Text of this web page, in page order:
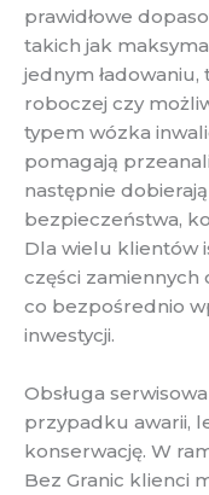
prawidłowe
takich jak
jednym
roboczej czy
typem wózka
pomagają
następnie
bezpieczeństwa,
Dla wielu klientów
części zamiennych
co bezpośrednio
inwestycji.
Obsługa
przypadku awarii,
konserwację. W
Bez Granic klienci